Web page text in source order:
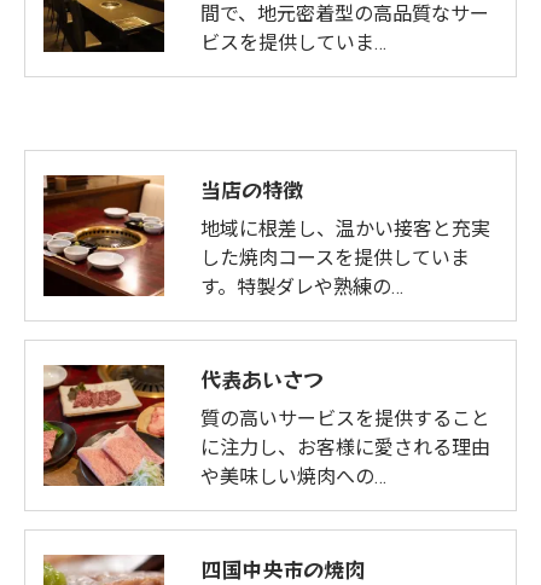
間で、地元密着型の高品質なサー
ビスを提供していま…
当店の特徴
地域に根差し、温かい接客と充実
した焼肉コースを提供していま
す。特製ダレや熟練の…
代表あいさつ
質の高いサービスを提供すること
に注力し、お客様に愛される理由
や美味しい焼肉への…
四国中央市の焼肉